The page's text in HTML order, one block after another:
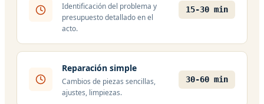
Identificación del problema y
presupuesto detallado en el
acto.
15-30 min
Reparación simple
Cambios de piezas sencillas,
ajustes, limpiezas.
30-60 min